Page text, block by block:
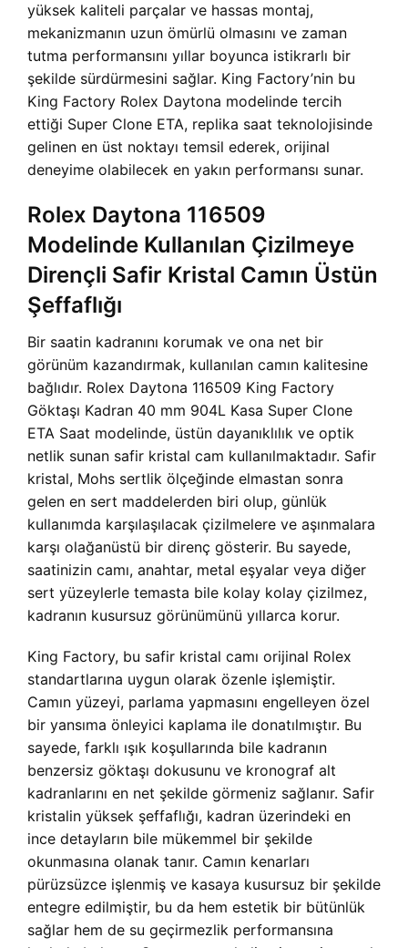
yüksek kaliteli parçalar ve hassas montaj,
mekanizmanın uzun ömürlü olmasını ve zaman
tutma performansını yıllar boyunca istikrarlı bir
şekilde sürdürmesini sağlar. King Factory’nin bu
King Factory Rolex Daytona modelinde tercih
ettiği Super Clone ETA, replika saat teknolojisinde
gelinen en üst noktayı temsil ederek, orijinal
deneyime olabilecek en yakın performansı sunar.
Rolex Daytona 116509
Modelinde Kullanılan Çizilmeye
Dirençli Safir Kristal Camın Üstün
Şeffaflığı
Bir saatin kadranını korumak ve ona net bir
görünüm kazandırmak, kullanılan camın kalitesine
bağlıdır. Rolex Daytona 116509 King Factory
Göktaşı Kadran 40 mm 904L Kasa Super Clone
ETA Saat modelinde, üstün dayanıklılık ve optik
netlik sunan safir kristal cam kullanılmaktadır. Safir
kristal, Mohs sertlik ölçeğinde elmastan sonra
gelen en sert maddelerden biri olup, günlük
kullanımda karşılaşılacak çizilmelere ve aşınmalara
karşı olağanüstü bir direnç gösterir. Bu sayede,
saatinizin camı, anahtar, metal eşyalar veya diğer
sert yüzeylerle temasta bile kolay kolay çizilmez,
kadranın kusursuz görünümünü yıllarca korur.
King Factory, bu safir kristal camı orijinal Rolex
standartlarına uygun olarak özenle işlemiştir.
Camın yüzeyi, parlama yapmasını engelleyen özel
bir yansıma önleyici kaplama ile donatılmıştır. Bu
sayede, farklı ışık koşullarında bile kadranın
benzersiz göktaşı dokusunu ve kronograf alt
kadranlarını en net şekilde görmeniz sağlanır. Safir
kristalin yüksek şeffaflığı, kadran üzerindeki en
ince detayların bile mükemmel bir şekilde
okunmasına olanak tanır. Camın kenarları
pürüzsüzce işlenmiş ve kasaya kusursuz bir şekilde
entegre edilmiştir, bu da hem estetik bir bütünlük
sağlar hem de su geçirmezlik performansına